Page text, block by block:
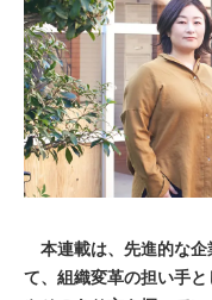
本連載は、先進的な企
て、組織変革の担い手